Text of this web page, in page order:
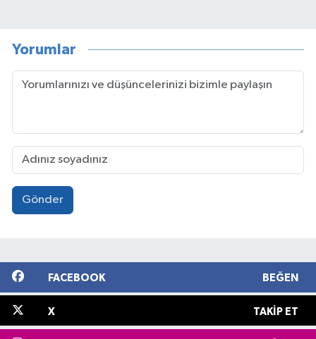
Yorumlar
Gönder
FACEBOOK BEĞEN
X TAKIP ET